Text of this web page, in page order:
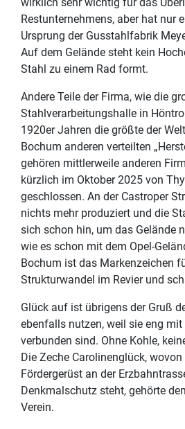
Restunternehmens, aber hat nur
Ursprung der Gusstahlfabrik
Auf dem Gelände steht kein
Stahl zu einem Rad formt.
Andere Teile der Firma, wie die
Stahlverarbeitungshalle in
1920er Jahren die größte der
Bochum anderen verteilten
gehören mittlerweile anderen
kürzlich im Oktober 2025 von
geschlossen. An der Castroper
nichts mehr produziert und die
sich schon hin, um das Gelände
wie es schon mit dem Opel-
Bochum ist das Markenzeichen
Strukturwandel im Revier und
Glück auf ist übrigens der Gruß
ebenfalls nutzen, weil sie eng mit
verbunden sind. Ohne Kohle,
Die Zeche Carolinenglück,
Fördergerüst an der
Denkmalschutz steht, gehörte
Verein.